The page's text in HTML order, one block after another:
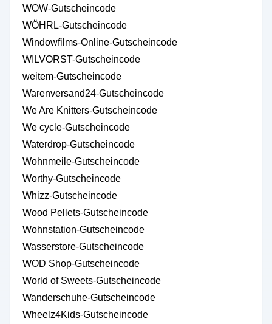
WOW-Gutscheincode
WÖHRL-Gutscheincode
Windowfilms-Online-Gutscheincode
WILVORST-Gutscheincode
weitem-Gutscheincode
Warenversand24-Gutscheincode
We Are Knitters-Gutscheincode
We cycle-Gutscheincode
Waterdrop-Gutscheincode
Wohnmeile-Gutscheincode
Worthy-Gutscheincode
Whizz-Gutscheincode
Wood Pellets-Gutscheincode
Wohnstation-Gutscheincode
Wasserstore-Gutscheincode
WOD Shop-Gutscheincode
World of Sweets-Gutscheincode
Wanderschuhe-Gutscheincode
Wheelz4Kids-Gutscheincode